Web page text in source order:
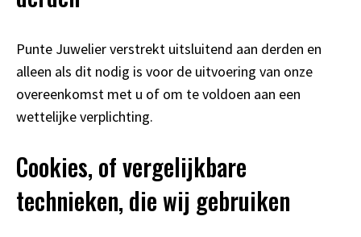
Punte Juwelier verstrekt uitsluitend aan derden en
alleen als dit nodig is voor de uitvoering van onze
overeenkomst met u of om te voldoen aan een
wettelijke verplichting.
Cookies, of vergelijkbare
technieken, die wij gebruiken